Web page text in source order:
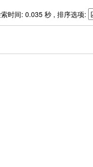
时间: 0.035 秒 , 排序选项: